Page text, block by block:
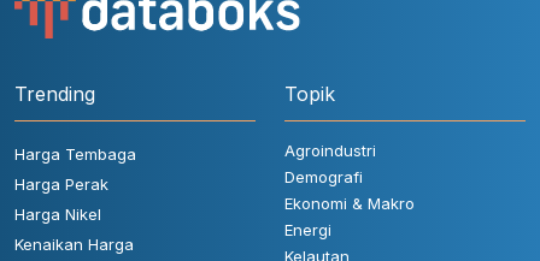
Trending
Harga Tembaga
Harga Perak
Harga Nikel
Kenaikan Harga
Topik
Agroindustri
Demografi
Ekonomi & Makro
Energi
Kelautan